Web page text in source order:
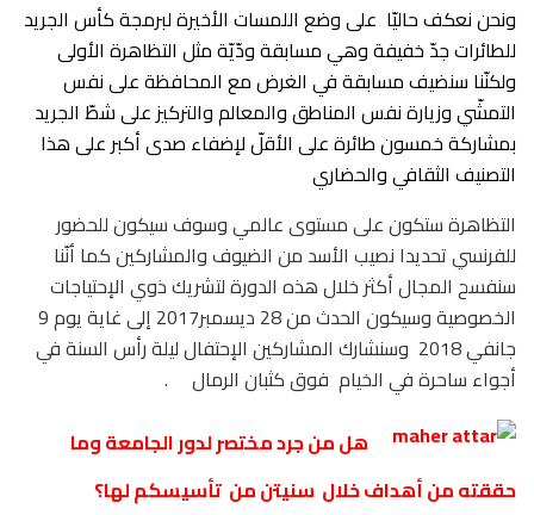
ونحن نعكف حاليّا على وضع اللمسات الأخيرة لبرمجة كأس الجريد
للطائرات جدّ خفيفة وهي مسابقة ودّيّة مثل التظاهرة الأولى
ولكنّنا سنضيف مسابقة في الغرض مع المحافظة على نفس
التمشّي وزيارة نفس المناطق والمعالم والتركيز على شطّ الجريد
بمشاركة خمسون طائرة على الأقلّ لإضفاء صدى أكبر على هذا
التصنيف الثقافي والحضاري
التظاهرة ستكون على مستوى عالمي وسوف سيكون للحضور
للفرنسي تحديدا نصيب الأسد من الضيوف والمشاركين كما أنّنا
سنفسح المجال أكثر خلال هذه الدورة لتشريك ذوي الإحتياجات
الخصوصية وسيكون الحدث من 28 ديسمبر2017 إلى غاية يوم 9
جانفي 2018
وسنشارك المشاركين الإحتفال ليلة رأس السنة في
أجواء ساحرة في الخيام فوق كثبان الرمال
.
هل من جرد مختصر لدور الجامعة وما
حققته من أهداف خلال سنيتن من تأسيسكم لها؟